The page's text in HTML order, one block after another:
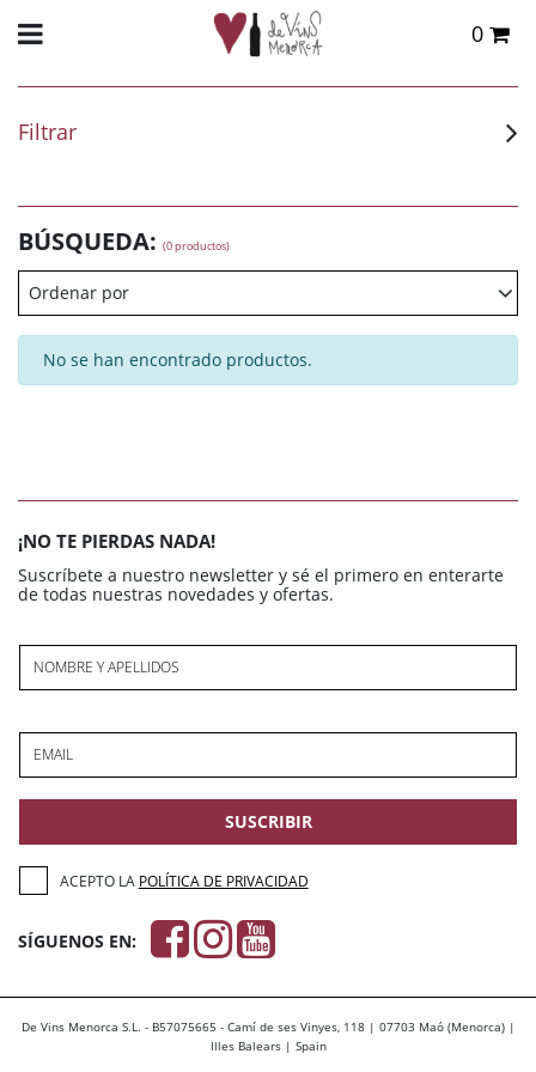
0
Filtrar
BÚSQUEDA: (0 productos)
Ordenar por
No se han encontrado productos.
¡NO TE PIERDAS NADA!
Suscríbete a nuestro newsletter y sé el primero en enterarte
de todas nuestras novedades y ofertas.
NOMBRE Y APELLIDOS
EMAIL
SUSCRIBIR
ACEPTO LA POLÍTICA DE PRIVACIDAD
SÍGUENOS EN:
De Vins Menorca S.L. - B57075665 - Camí de ses Vinyes, 118 | 07703 Maó (Menorca) |
Illes Balears | Spain